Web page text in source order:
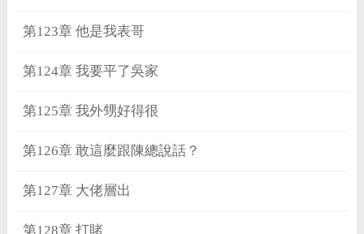
第123章 他是我表哥
第124章 我要平了吳家
第125章 我外甥好得很
第126章 敢這麼跟陳總說話？
第127章 大佬層出
第128章 打賭